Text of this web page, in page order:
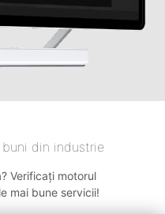
din industrie
Verificați motorul
mai bune servicii!